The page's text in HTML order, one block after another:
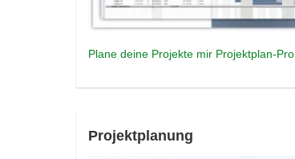
Plane deine Projekte mir Projektplan-Pro
Projektplanung